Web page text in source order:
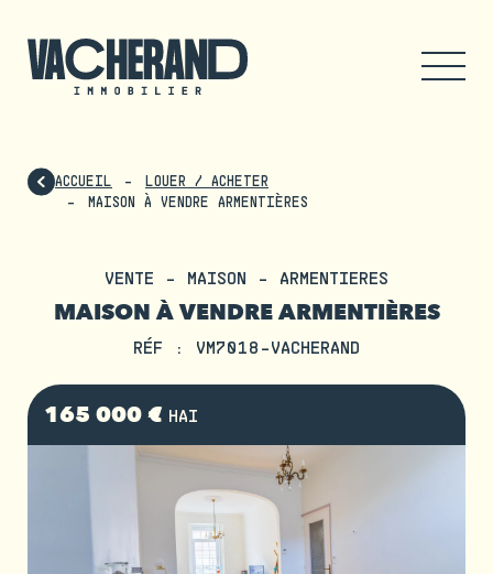
ACCUEIL
LOUER / ACHETER
MAISON À VENDRE ARMENTIÈRES
VENTE - MAISON - ARMENTIERES
MAISON À VENDRE ARMENTIÈRES
RÉF : VM7018-VACHERAND
165 000 € HAI